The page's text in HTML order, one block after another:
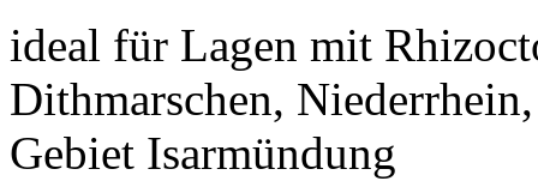
ideal für Lagen mit
Dithmarschen,
Gebiet Isarmündung